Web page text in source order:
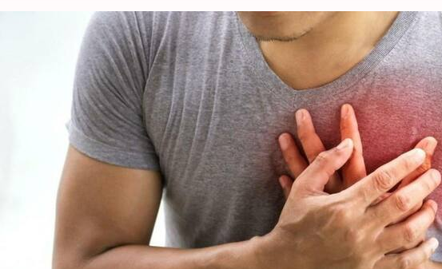
உயிரை காத்த இதய அறுவை
Venkatalakshmi V Jun 07, 2023 05:27 pm
செய்தி முன்னோட்டம்
குஜராத் மாநிலம் ஜாம்நகரை சேர்ந்தவர்
சிகிச்சை மருத்துவராக அறியப்பட்டவர்.
இதுவரை அவர், 16,000 இதய அறுவை
மாரடைப்பால் காலமான செய்தி, அந்த ஊர் மக்களை
அவருக்கு வயது 41 என்பது கூடுதல் அதிர்ச்சி.
நேற்று இரவு, கௌரவ் காந்தி வழக்கம் போல,
ஆனால், இன்று காலை வெகுநேரம் ஆகியும்